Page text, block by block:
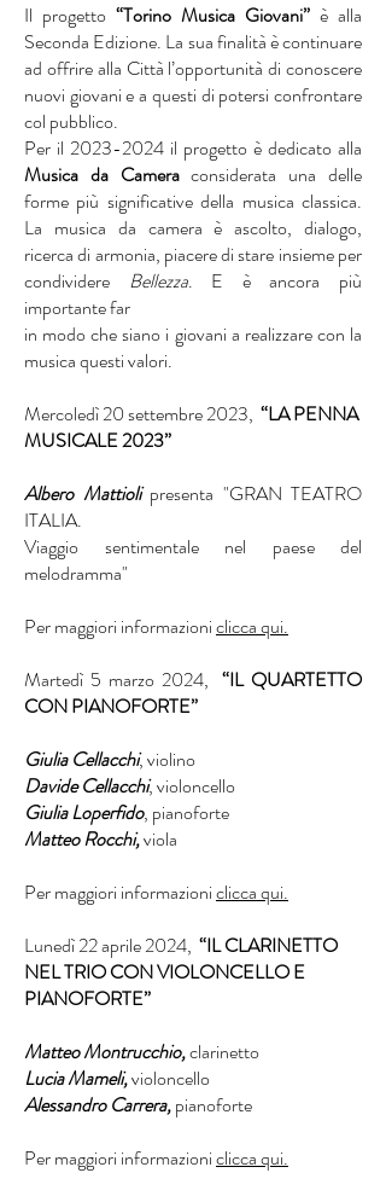
Il progetto “Torino Musica Giovani” è alla
Seconda Edizione. La sua finalità è continuare
ad offrire alla Città l’opportunità di conoscere
nuovi giovani e a questi di potersi confrontare
col pubblico.
Per il 2023-2024 il progetto è dedicato alla
Musica da Cameraconsiderata una delle
forme più significative della musica classica.
La musica da camera è ascolto, dialogo,
ricerca di armonia, piacere di stare insieme per
condividere Bellezza. E è ancora più
importante far
in modo che siano i giovani a realizzare con la
musica questi valori.
Mercoledì 20 settembre 2023, “LA PENNA
MUSICALE 2023”
Albero Mattiolipresenta "GRAN TEATRO
ITALIA.
Viaggio sentimentale nel paese del
melodramma"
Per maggiori informazioniclicca qui.
Martedì 5 marzo 2024, ​“IL QUARTETTO
CON PIANOFORTE”
Giulia Cellacchi, violino
Davide Cellacchi, violoncello
Giulia Loperfido, pianoforte
Matteo Rocchi,viola
Per maggiori informazioniclicca qui.
Lunedì 22 aprile 2024, “IL CLARINETTO
NEL TRIO CON VIOLONCELLO E
PIANOFORTE”
Matteo Montrucchio,clarinetto
Lucia Mameli,violoncello
Alessandro Carrera,pianoforte
Per maggiori informazioniclicca qui.